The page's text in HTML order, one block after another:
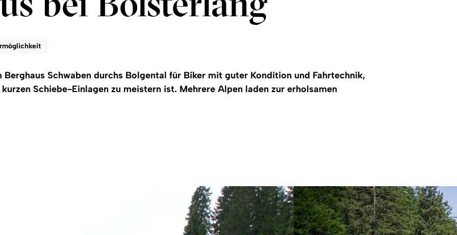
Berghaus Schwaben durchs Bolgental für Biker mit guter Kondition und Fahrtechnik,
Schiebe-Einlagen zu meistern ist. Mehrere Alpen laden zur erholsamen